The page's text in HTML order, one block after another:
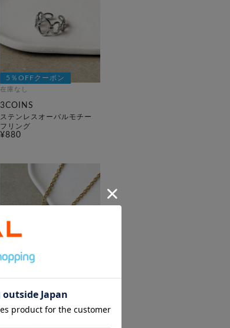
5％OFFクーポン
在庫なし
3COINS
ステンレスオーバルモチー
フリング
¥880
5％OFFクーポン
3COINS
ステンレスオーバルチェー
ンマンテルネックレス